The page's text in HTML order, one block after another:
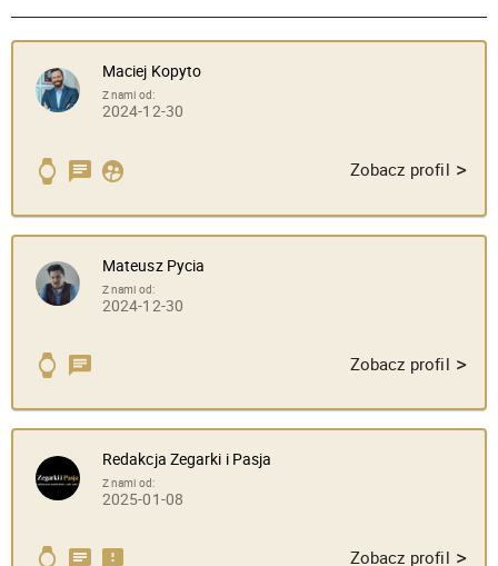
Maciej Kopyto
Z nami od:
2024-12-30
Zobacz profil >
Mateusz Pycia
Z nami od:
2024-12-30
Zobacz profil >
Redakcja Zegarki i Pasja
Z nami od:
2025-01-08
Zobacz profil >